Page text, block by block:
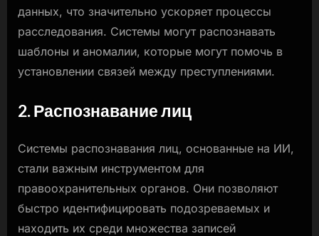
данных, что значительно ускоряет процессы
расследования. Системы могут распознавать
шаблоны и аномалии, которые могут помочь в
установлении связей между преступлениями.
2. Распознавание лиц
Системы распознавания лиц, основанные на ИИ,
стали важным инструментом для
правоохранительных органов. Они позволяют
быстро идентифицировать подозреваемых и
находить их среди множества записей